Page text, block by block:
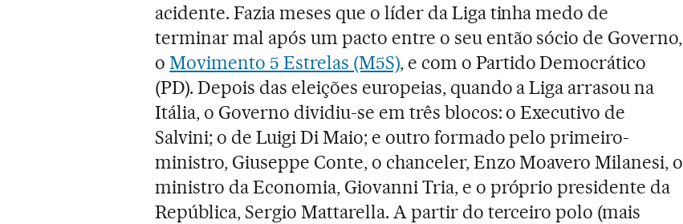
acidente. Fazia meses que o líder da Liga tinha medo de
terminar mal após um pacto entre o seu então sócio de Governo,
oMovimento 5 Estrelas (M5S), e com o Partido Democrático
(PD). Depois das eleições europeias, quando a Liga arrasou na
Itália, o Governo dividiu-se em três blocos: o Executivo de
Salvini; o de Luigi Di Maio; e outro formado pelo primeiro-
ministro, Giuseppe Conte, o chanceler, Enzo Moavero Milanesi, o
ministro da Economia, Giovanni Tria, e o próprio presidente da
República, Sergio Mattarella. A partir do terceiro polo (mais